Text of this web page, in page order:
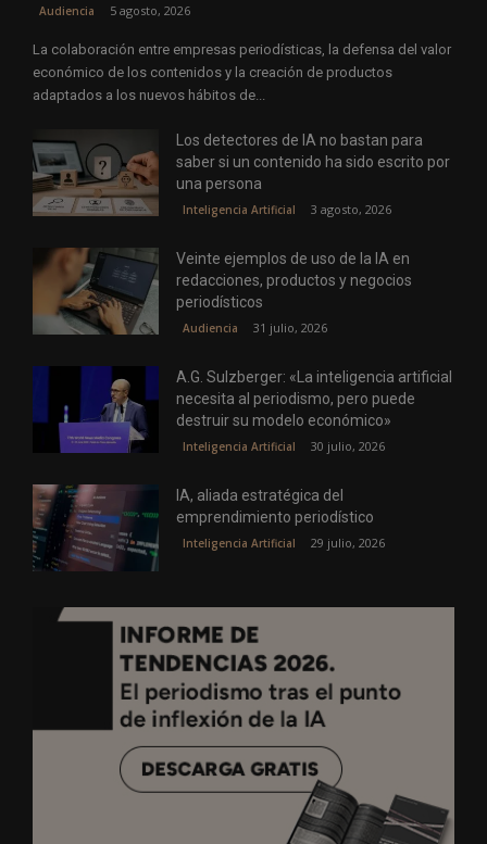
Audiencia 5 agosto, 2026
La colaboración entre empresas periodísticas, la defensa del valor
económico de los contenidos y la creación de productos
adaptados a los nuevos hábitos de...
Los detectores de IA no bastan para
saber si un contenido ha sido escrito por
una persona
Inteligencia Artificial 3 agosto, 2026
Veinte ejemplos de uso de la IA en
redacciones, productos y negocios
periodísticos
Audiencia 31 julio, 2026
A.G. Sulzberger: «La inteligencia artificial
necesita al periodismo, pero puede
destruir su modelo económico»
Inteligencia Artificial 30 julio, 2026
IA, aliada estratégica del
emprendimiento periodístico
Inteligencia Artificial 29 julio, 2026